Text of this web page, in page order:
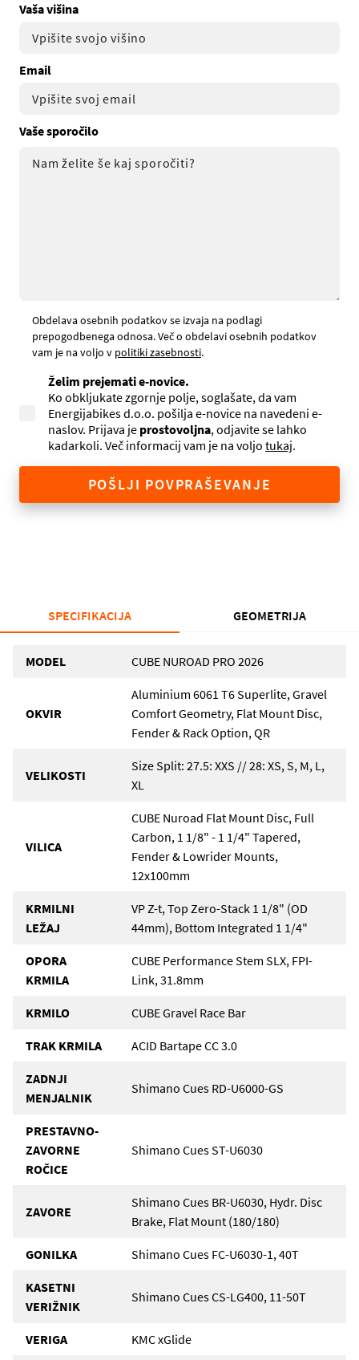
Vaša višina
Email
Vaše sporočilo
Obdelava osebnih podatkov se izvaja na podlagi
prepogodbenega odnosa. Več o obdelavi osebnih podatkov
vam je na voljo v politiki zasebnosti.
Želim prejemati e-novice.
Ko obkljukate zgornje polje, soglašate, da vam
Energijabikes d.o.o. pošilja e-novice na navedeni e-
naslov. Prijava je prostovoljna, odjavite se lahko
kadarkoli. Več informacij vam je na voljo tukaj.
POŠLJI POVPRAŠEVANJE
SPECIFIKACIJA GEOMETRIJA
MODEL CUBE NUROAD PRO 2026
OKVIR
Aluminium 6061 T6 Superlite, Gravel
Comfort Geometry, Flat Mount Disc,
Fender & Rack Option, QR
VELIKOSTI
Size Split: 27.5: XXS // 28: XS, S, M, L,
XL
VILICA
CUBE Nuroad Flat Mount Disc, Full
Carbon, 1 1/8" - 1 1/4" Tapered,
Fender & Lowrider Mounts,
12x100mm
KRMILNI
LEŽAJ
VP Z-t, Top Zero-Stack 1 1/8" (OD
44mm), Bottom Integrated 1 1/4"
OPORA
KRMILA
CUBE Performance Stem SLX, FPI-
Link, 31.8mm
KRMILO CUBE Gravel Race Bar
TRAK KRMILA ACID Bartape CC 3.0
ZADNJI
MENJALNIK
Shimano Cues RD-U6000-GS
PRESTAVNO-
ZAVORNE
ROČICE
Shimano Cues ST-U6030
ZAVORE
Shimano Cues BR-U6030, Hydr. Disc
Brake, Flat Mount (180/180)
GONILKA Shimano Cues FC-U6030-1, 40T
KASETNI
VERIŽNIK
Shimano Cues CS-LG400, 11-50T
VERIGA KMC xGlide